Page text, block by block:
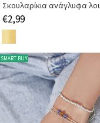
€2,99
SMART BUY